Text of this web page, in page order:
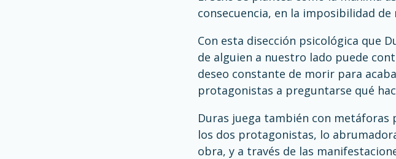
consecuencia, en la imposibilidad de
Con esta disección psicológica que
de alguien a nuestro lado puede
deseo constante de morir para
protagonistas a preguntarse qué
Duras juega también con
los dos protagonistas, lo
obra, y a través de las